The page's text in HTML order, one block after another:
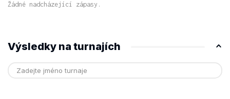
Žádné nadcházející zápasy.
Výsledky na turnajích